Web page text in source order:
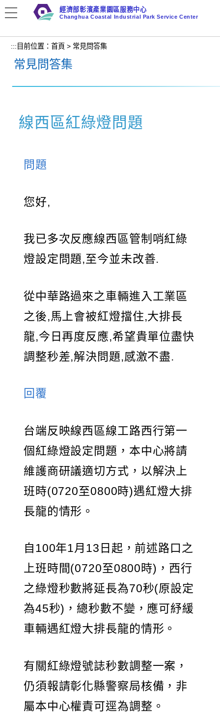
要
容
塊
經濟部彰濱產業園區服務中心
Changhua Coastal Industrial Park Service Center
::: 目前位置：首頁 > 常見問答集
常見問答集
線西區紅綠燈問題
問題
您好,
我已多次反應線西區管制哨紅綠
燈設定問題,至今並未改善.
從中華路過來之車輛進入工業區
之後,馬上會被紅燈擋住,大排長
龍,今日再度反應,希望貴單位盡快
調整秒差,解決問題,感激不盡.
回覆
台端反映線西區線工路西行第一
個紅綠燈設定問題，本中心將請
維護商研議適切方式，以解決上
班時(0720至0800時)遇紅燈大排
長龍的情形。
自100年1月13日起，前述路口之
上班時間(0720至0800時)，西行
之綠燈秒數將延長為70秒(原設定
為45秒)，總秒數不變，應可紓緩
車輛遇紅燈大排長龍的情形。
有關紅綠燈號誌秒數調整一案，
仍須報請彰化縣警察局核備，非
屬本中心權責可逕為調整。